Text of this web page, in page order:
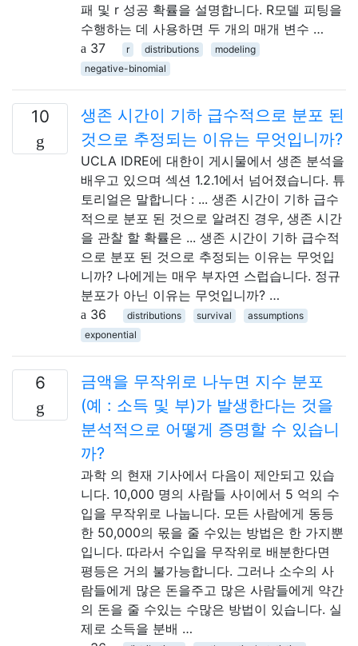
패 및 r 성공 확률을 설명합니다. R모델 피팅을
수행하는 데 사용하면 두 개의 매개 변수 …
37
r distributions
modeling
negative-binomial
10
생존 시간이 기하 급수적으로 분포 된
것으로 추정되는 이유는 무엇입니까?
UCLA IDRE에 대한이 게시물에서 생존 분석을
배우고 있으며 섹션 1.2.1에서 넘어졌습니다. 튜
토리얼은 말합니다 : ... 생존 ​​시간이 기하 급수
적으로 분포 된 것으로 알려진 경우, 생존 시간
을 관찰 할 확률은 ... 생존 시간이 기하 급수적
으로 분포 된 것으로 추정되는 이유는 무엇입
니까? 나에게는 매우 부자연 스럽습니다. 정규
분포가 아닌 이유는 무엇입니까? …
36
distributions survival
assumptions
exponential
6
금액을 무작위로 나누면 지수 분포
(예 : 소득 및 부)가 발생한다는 것을
분석적으로 어떻게 증명할 수 있습니
까?
과학 의 현재 기사에서 다음이 제안되고 있습
니다. 10,000 명의 사람들 사이에서 5 억의 수
입을 무작위로 나눕니다. 모든 사람에게 동등
한 50,000의 몫을 줄 수있는 방법은 한 가지뿐
입니다. 따라서 수입을 무작위로 배분한다면
평등은 거의 불가능합니다. 그러나 소수의 사
람들에게 많은 돈을주고 많은 사람들에게 약간
의 돈을 줄 수있는 수많은 방법이 있습니다. 실
제로 소득을 분배 …